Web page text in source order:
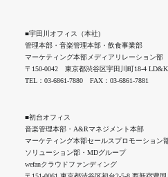
■宇田川オフィス（本社)
管理本部・音楽管理本部・飲食事業部
マーケティング本部メディアリレーション部
〒150-0042 東京都渋谷区宇田川町18-4
TEL：03-6861-7880 FAX：03-6861-7881
■初台オフィス
音楽管理本部・A&Rマネジメント本部
マーケティング本部セールスプロモーション
ソリューション部・MDグループ
wefanクラウドファンディング